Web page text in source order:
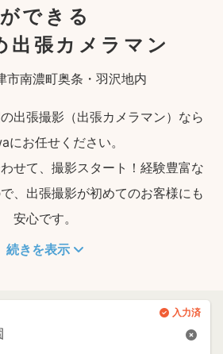
ができる
出張カメラマン
市南濃町奥条・羽沢地内
出張撮影（出張カメラマン）なら
にお任せください。
せて、撮影スタート！経験豊富な
、出張撮影が初めてのお客様にも
安心です。
続きを表示
入力済